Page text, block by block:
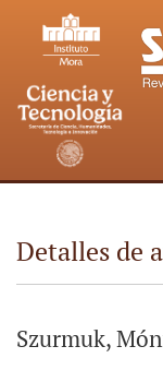
Detalles de autor/a
Detalles de
Szurmuk,